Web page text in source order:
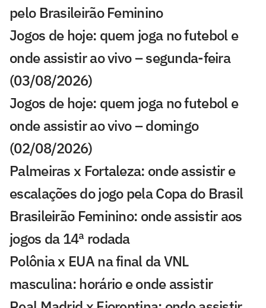
pelo Brasileirão Feminino
Jogos de hoje: quem joga no futebol e
onde assistir ao vivo – segunda-feira
(03/08/2026)
Jogos de hoje: quem joga no futebol e
onde assistir ao vivo – domingo
(02/08/2026)
Palmeiras x Fortaleza: onde assistir e
escalações do jogo pela Copa do Brasil
Brasileirão Feminino: onde assistir aos
jogos da 14ª rodada
Polônia x EUA na final da VNL
masculina: horário e onde assistir